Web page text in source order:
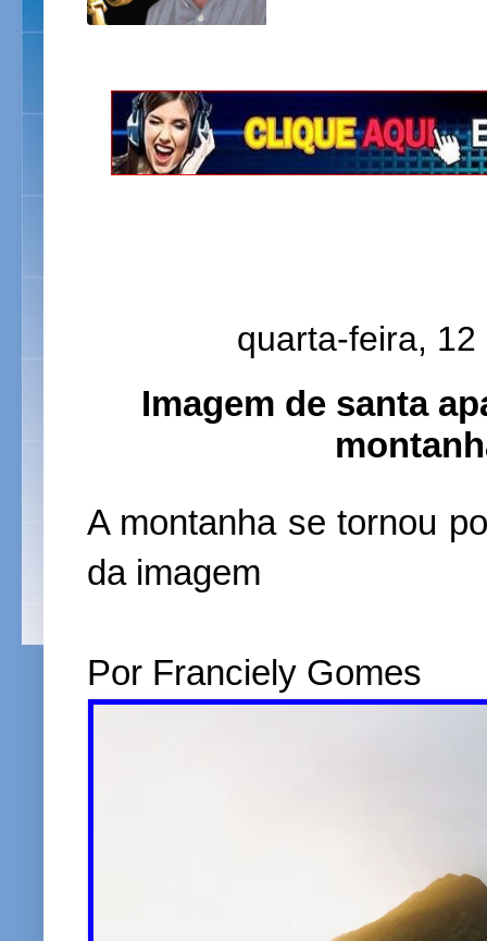
quarta-feira,
Imagem de santa
A montanha se tornou
da imagem
Por Franciely Gomes